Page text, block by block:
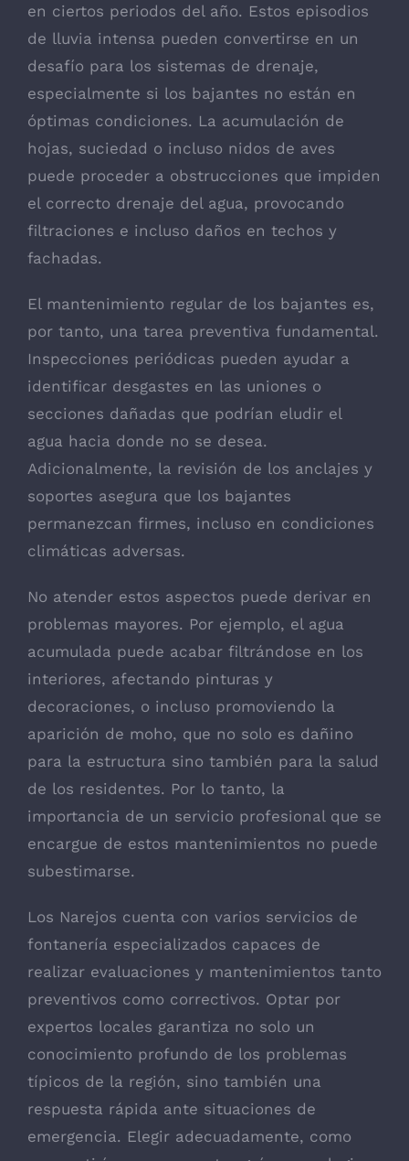
en ciertos periodos del año. Estos episodios
de lluvia intensa pueden convertirse en un
desafío para los sistemas de drenaje,
especialmente si los bajantes no están en
óptimas condiciones. La acumulación de
hojas, suciedad o incluso nidos de aves
puede proceder a obstrucciones que impiden
el correcto drenaje del agua, provocando
filtraciones e incluso daños en techos y
fachadas.
El mantenimiento regular de los bajantes es,
por tanto, una tarea preventiva fundamental.
Inspecciones periódicas pueden ayudar a
identificar desgastes en las uniones o
secciones dañadas que podrían eludir el
agua hacia donde no se desea.
Adicionalmente, la revisión de los anclajes y
soportes asegura que los bajantes
permanezcan firmes, incluso en condiciones
climáticas adversas.
No atender estos aspectos puede derivar en
problemas mayores. Por ejemplo, el agua
acumulada puede acabar filtrándose en los
interiores, afectando pinturas y
decoraciones, o incluso promoviendo la
aparición de moho, que no solo es dañino
para la estructura sino también para la salud
de los residentes. Por lo tanto, la
importancia de un servicio profesional que se
encargue de estos mantenimientos no puede
subestimarse.
Los Narejos cuenta con varios servicios de
fontanería especializados capaces de
realizar evaluaciones y mantenimientos tanto
preventivos como correctivos. Optar por
expertos locales garantiza no solo un
conocimiento profundo de los problemas
típicos de la región, sino también una
respuesta rápida ante situaciones de
emergencia. Elegir adecuadamente, como